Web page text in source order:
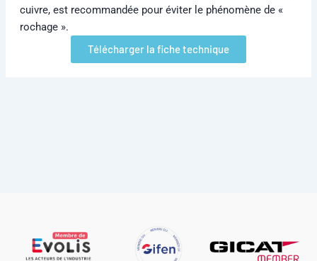
cuivre, est recommandée pour éviter le phénomène de «
rochage ».
Télécharger la fiche technique